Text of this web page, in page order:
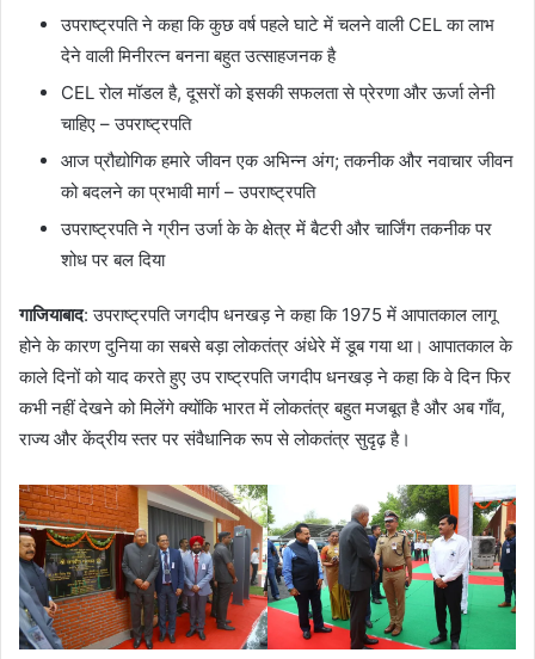
उपराष्ट्रपति ने कहा कि कुछ वर्ष पहले घाटे में चलने वाली CEL का लाभ
देने वाली मिनीरत्न बनना बहुत उत्साहजनक है
CEL रोल मॉडल है, दूसरों को इसकी सफलता से प्रेरणा और ऊर्जा लेनी
चाहिए – उपराष्ट्रपति
आज प्रौद्योगिक हमारे जीवन एक अभिन्न अंग; तकनीक और नवाचार जीवन
को बदलने का प्रभावी मार्ग – उपराष्ट्रपति
उपराष्ट्रपति ने ग्रीन उर्जा के के क्षेत्र में बैटरी और चार्जिंग तकनीक पर
शोध पर बल दिया
गाजियाबाद: उपराष्ट्रपति जगदीप धनखड़ ने कहा कि 1975 में आपातकाल लागू
होने के कारण दुनिया का सबसे बड़ा लोकतंत्र अंधेरे में डूब गया था। आपातकाल के
काले दिनों को याद करते हुए उप राष्ट्रपति जगदीप धनखड़ ने कहा कि वे दिन फिर
कभी नहीं देखने को मिलेंगे क्योंकि भारत में लोकतंत्र बहुत मजबूत है और अब गाँव,
राज्य और केंद्रीय स्तर पर संवैधानिक रूप से लोकतंत्र सुदृढ़ है।